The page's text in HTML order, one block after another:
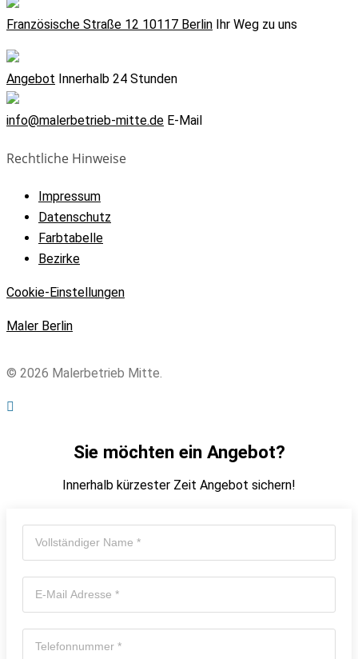
Französische Straße 12 10117 Berlin Ihr Weg zu uns
Angebot Innerhalb 24 Stunden
info@malerbetrieb-mitte.de E-Mail
Rechtliche Hinweise
Impressum
Datenschutz
Farbtabelle
Bezirke
Cookie-Einstellungen
Maler Berlin
© 2026 Malerbetrieb Mitte.
Sie möchten ein Angebot?
Innerhalb kürzester Zeit Angebot sichern!